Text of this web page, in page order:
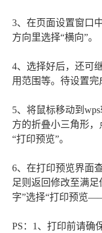
3、在页面设置窗口
方向里选择“横向”。
4、选择好后，还可
用范围等。待设置完
5、将鼠标移动到
方的折叠小三角形，
“打印预览”。
6、在打印预览界面
足则返回修改至满
字”选择“打印预览
PS：1、打印前请确